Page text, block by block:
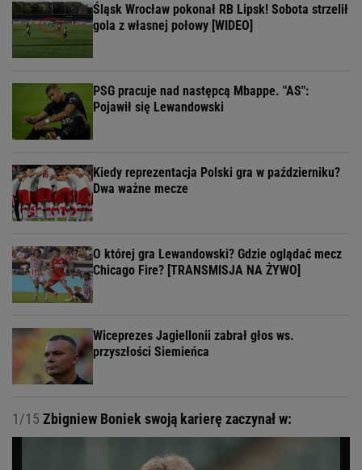
Śląsk Wrocław pokonał RB Lipsk! Sobota strzelił
gola z własnej połowy [WIDEO]
PSG pracuje nad następcą Mbappe. "AS":
Pojawił się Lewandowski
Kiedy reprezentacja Polski gra w październiku?
Dwa ważne mecze
O której gra Lewandowski? Gdzie oglądać mecz
Chicago Fire? [TRANSMISJA NA ŻYWO]
Wiceprezes Jagiellonii zabrał głos ws.
przyszłości Siemieńca
1/15 Zbigniew Boniek swoją karierę zaczynał w: